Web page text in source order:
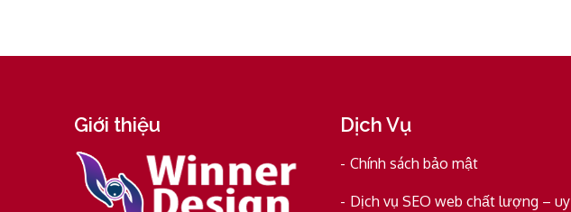
Giới thiệu Dịch Vụ
Chính sách bảo mật
Dịch vụ SEO web chất lượng – uy